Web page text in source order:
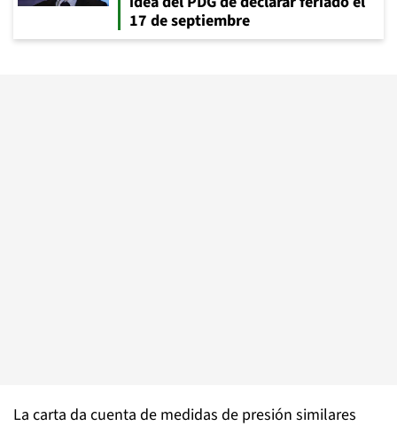
17 de septiembre
La carta da cuenta de medidas de presión similares